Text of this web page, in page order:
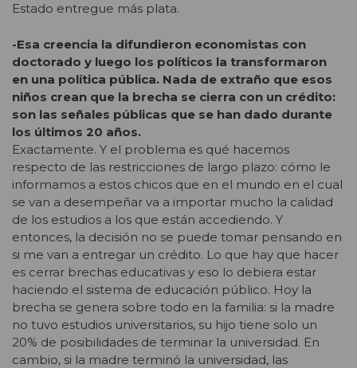
Estado entregue más plata.
-Esa creencia la difundieron economistas con
doctorado y luego los políticos la transformaron
en una política pública. Nada de extraño que esos
niños crean que la brecha se cierra con un crédito:
son las señales públicas que se han dado durante
los últimos 20 años.
Exactamente. Y el problema es qué hacemos
respecto de las restricciones de largo plazo: cómo le
informamos a estos chicos que en el mundo en el cual
se van a desempeñar va a importar mucho la calidad
de los estudios a los que están accediendo. Y
entonces, la decisión no se puede tomar pensando en
si me van a entregar un crédito. Lo que hay que hacer
es cerrar brechas educativas y eso lo debiera estar
haciendo el sistema de educación público. Hoy la
brecha se genera sobre todo en la familia: si la madre
no tuvo estudios universitarios, su hijo tiene solo un
20% de posibilidades de terminar la universidad. En
cambio, si la madre terminó la universidad, las